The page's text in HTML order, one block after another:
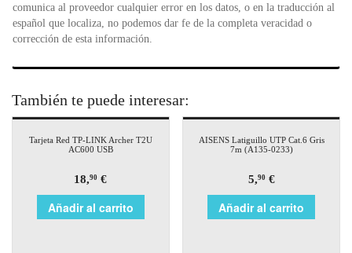
comunica al proveedor cualquier error en los datos, o en la traducción al
español que localiza, no podemos dar fe de la completa veracidad o
corrección de esta información.
También te puede interesar:
Tarjeta Red TP-LINK Archer T2U
AC600 USB
18,90 €
Añadir al carrito
AISENS Latiguillo UTP Cat.6 Gris
7m (A135-0233)
5,90€
Añadir al carrito